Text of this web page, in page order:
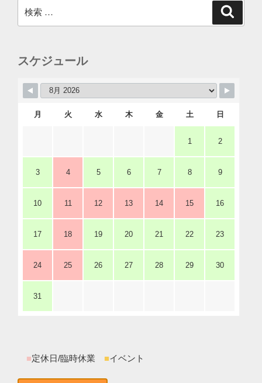
索:
スケジュール
月 火 水 木 金 土 日
1 2
3 4 5 6 7 8 9
10 11 12 13 14 15 16
17 18 19 20 21 22 23
24 25 26 27 28 29 30
31
■定休日/臨時休業 ■イベント